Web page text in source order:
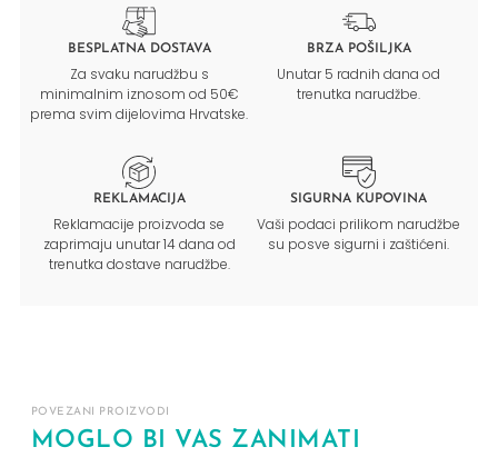
BESPLATNA DOSTAVA
Za svaku narudžbu s
minimalnim iznosom od 50€
prema svim dijelovima Hrvatske.
BRZA POŠILJKA
Unutar 5 radnih dana od
trenutka narudžbe.
REKLAMACIJA
Reklamacije proizvoda se
zaprimaju unutar 14 dana od
trenutka dostave narudžbe.
SIGURNA KUPOVINA
Vaši podaci prilikom narudžbe
su posve sigurni i zaštićeni.
POVEZANI PROIZVODI
MOGLO BI VAS ZANIMATI